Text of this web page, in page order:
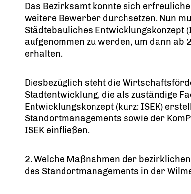
Das Bezirksamt konnte sich
weitere Bewerber durchsetzen. Nun
Städtebauliches Entwicklungskonzept
aufgenommen zu werden, um dann
erhalten.
Diesbezüglich steht die
Stadtentwicklung, die als zuständige
Entwicklungskonzept (kurz: ISEK)
Standortmanagements sowie der
ISEK einfließen.
2. Welche Maßnahmen der
des Standortmanagements in der